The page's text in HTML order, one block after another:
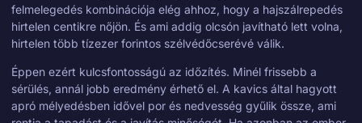
felmelegedés kombinációja elég ahhoz, hogy a hajszálrepedés
hirtelen centikre nőjön. És ami addig olcsón javítható lett volna,
hirtelen több tízezer forintos szélvédőcserévé válik.
Éppen ezért kulcsfontosságú az időzítés. Minél frissebb a
sérülés, annál jobb eredmény érhető el. A kavics által hagyott
apró mélyedésben idővel por és nedvesség gyűlik össze, ami